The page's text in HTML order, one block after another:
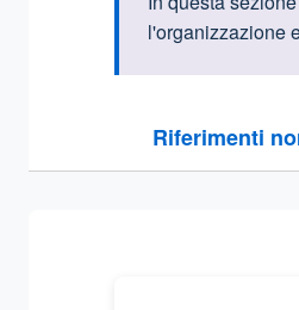
l'organizzazione
Riferimenti
Sezione